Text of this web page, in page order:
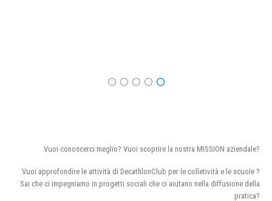
Vuoi conoscerci meglio? Vuoi scoprire la nostra MISSION aziendale?
Vuoi approfondire le attività di DecathlonClub per le colletività e le scuole ?
Sai che ci impegniamo in progetti sociali che ci aiutano nella diffusione della
pratica?